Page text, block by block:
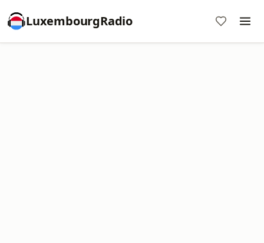
LuxembourgRadio